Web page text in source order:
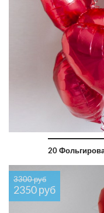
20
3300 руб
2350 руб